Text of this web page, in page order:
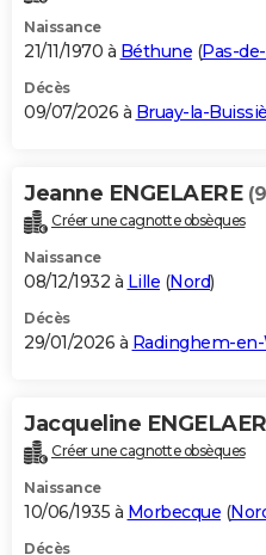
Dictionnaire
Biographies
Citations
Expressions
Proverbes
PROGRAMME TV
S'inscrire
Se connecter
Lycées
Collèges
Primaires
Universités
Entreprises
Service militaire
Avis de recherche
AVIS DE DÉCÈS
Bricolage
Lifestyle
Culture
Sport
Auto
Television
Voyage
Cinema
Naissance
21/11/1970 à Béthune (Pas-
Décès
09/07/2026 à Bruay-la-
Jeanne ENGELAERE
Créer une cagnotte obsèques
Naissance
08/12/1932 à Lille (Nord)
Décès
29/01/2026 à Radinghem-
Jacqueline
Créer une cagnotte obsèques
Naissance
10/06/1935 à Morbecque (
Décès